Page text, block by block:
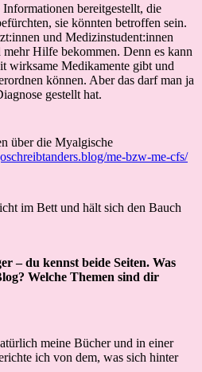
bereitgestellt, die
sie könnten betroffen sein.
und Medizinstudent:innen
Hilfe bekommen. Denn es kann
wirksame Medikamente gibt und
können. Aber das darf man ja
gestellt hat.
über die Myalgische
me-bzw-me-cfs/
– du kennst beide Seiten. Was
Welche Themen sind dir
meine Bücher und in einer
ich von dem, was sich hinter